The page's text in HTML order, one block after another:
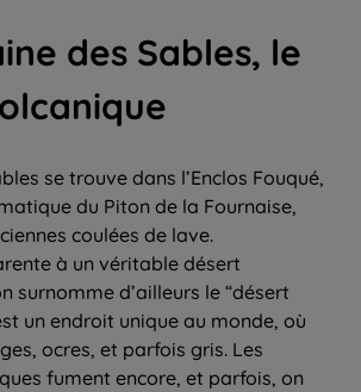
des Sables, le
se trouve dans l’Enclos Fouqué,
du Piton de la Fournaise,
coulées de lave.
à un véritable désert
surnomme d’ailleurs le “désert
un endroit unique au monde, où
ocres, et parfois gris. Les
fument encore, et parfois, on